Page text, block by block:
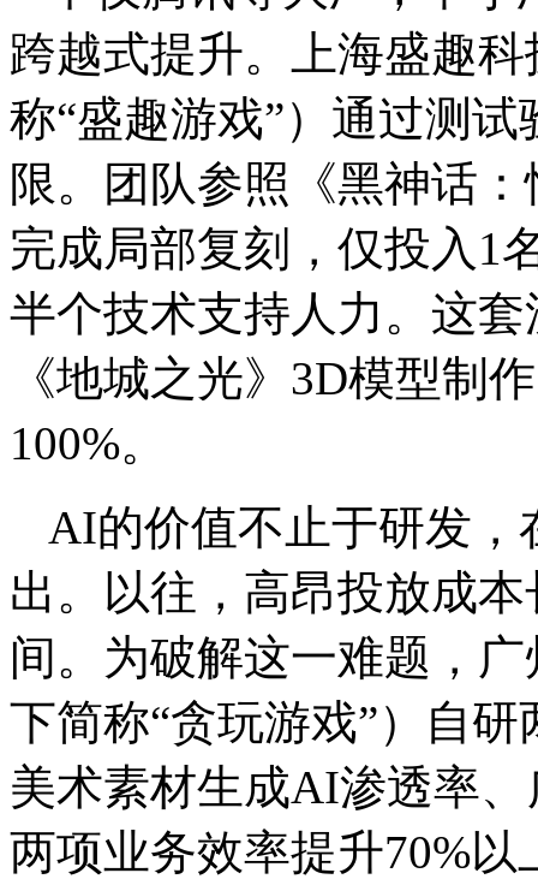
跨越式提升。上海盛趣
称“盛趣游戏”）通过测
限。团队参照《黑神话
完成局部复刻，仅投入1
半个技术支持人力。这
《地城之光》3D模型制
100%。
AI的价值不止于研发，
出。以往，高昂投放成
间。为破解这一难题，
下简称“贪玩游戏”）自研
美术素材生成AI渗透率
两项业务效率提升70%以